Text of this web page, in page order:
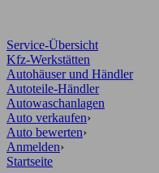
Service-Übersicht
Kfz-Werkstätten
Autohäuser und Händler
Autoteile-Händler
Autowaschanlagen
Auto verkaufen›
Auto bewerten›
Anmelden›
Startseite